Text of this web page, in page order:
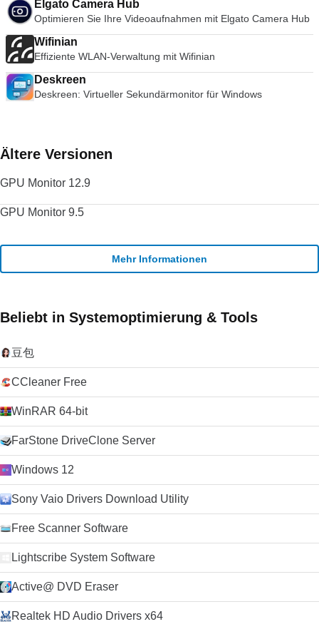
Elgato Camera Hub
Optimieren Sie Ihre Videoaufnahmen mit Elgato Camera Hub
Wifinian
Effiziente WLAN-Verwaltung mit Wifinian
Deskreen
Deskreen: Virtueller Sekundärmonitor für Windows
Ältere Versionen
GPU Monitor 12.9
GPU Monitor 9.5
Mehr Informationen
Beliebt in Systemoptimierung & Tools
豆包
CCleaner Free
WinRAR 64-bit
FarStone DriveClone Server
Windows 12
Sony Vaio Drivers Download Utility
Free Scanner Software
Lightscribe System Software
Active@ DVD Eraser
Realtek HD Audio Drivers x64